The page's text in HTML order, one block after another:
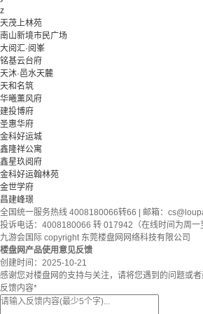
z
天茂上林苑
南山新境市民广场
大阅汇·阅峯
铭基云台府
天沐·邑水天麓
天和名筑
华曦薰风府
建投博府
圣惠华府
金科好运城
鑫隆祥公寓
鑫星玖阅府
金科好运翰林苑
金世学府
昌建峰璟
全国统一服务热线 4008180066转66 | 邮箱：
投诉电话：4008180066 转 017942（在线时间为周一
九游会国际 copyright 东莞楼盘网网络科技有限公司
楼盘网产品使用意见反馈
创建时间： 2025-10-21
感谢您对楼盘网的支持与关注，请将您遇到的问题或
反馈内容*